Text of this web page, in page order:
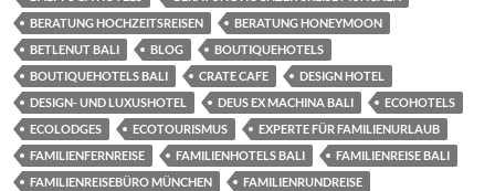
BERATUNG HOCHZEITSREISEN
BERATUNG HONEYMOON
BETLENUT BALI
BLOG
BOUTIQUEHOTELS
BOUTIQUEHOTELS BALI
CRATE CAFE
DESIGN HOTEL
DESIGN- UND LUXUSHOTEL
DEUS EX MACHINA BALI
ECOHOTELS
ECOLODGES
ECOTOURISMUS
EXPERTE FÜR FAMILIENURLAUB
FAMILIENFERNREISE
FAMILIENHOTELS BALI
FAMILIENREISE BALI
FAMILIENREISEBÜRO MÜNCHEN
FAMILIENRUNDREISE